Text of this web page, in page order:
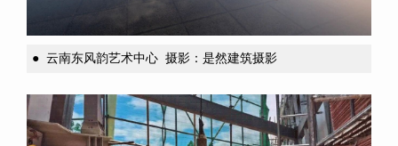
● 云南东风韵艺术中心 摄影：是然建筑摄影